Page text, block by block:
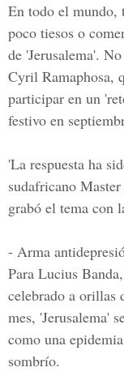
En todo el mundo,
poco tiesos o
de 'Jerusalema'.
Cyril Ramaphosa,
participar en un
festivo en
'La respuesta ha
sudafricano
grabó el tema con
- Arma
Para Lucius
celebrado a orillas
mes, 'Jerusalema'
como una
sombrío.